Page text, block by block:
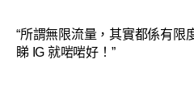
“所謂無限流量，其實都係有限
睇 IG 就啱啱好！”